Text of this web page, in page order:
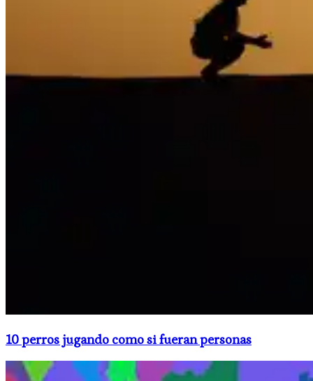
10 perros jugando como si fueran personas